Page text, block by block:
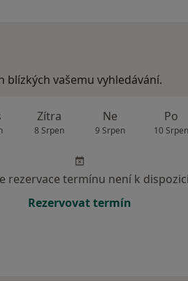
blízkých vašemu vyhledávání.
Zítra
8 Srpen
Ne
9 Srpen
Po
10 Srpen
rezervace termínu není k dispozici
Rezervovat termín